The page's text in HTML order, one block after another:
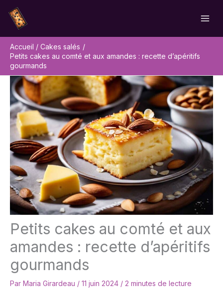
contenu
Accueil
Cakes salés
Petits cakes au comté et aux amandes : recette d’apéritifs
gourmands
Petits cakes au comté et aux
amandes : recette d’apéritifs
gourmands
Par Maria Girardeau / 11 juin 2024 / 2 minutes de lecture
Rechercher